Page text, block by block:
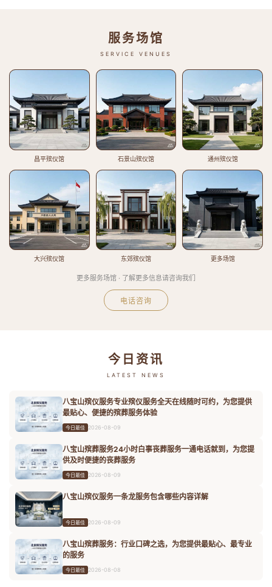
服务场馆
SERVICE VENUES
昌平殡仪馆 石景山殡仪馆 通州殡仪馆
大兴殡仪馆 东郊殡仪馆 更多场馆
更多服务场馆 · 了解更多信息请咨询我们
电话咨询
今日资讯
LATEST NEWS
八宝山殡仪服务专业殡仪服务全天在线随时可约，为您提供
最贴心、便捷的殡葬服务体验
今日最佳 2026-08-09
八宝山殡葬服务24小时白事丧葬服务一通电话就到，为您提
供及时便捷的丧葬服务
今日最佳 2026-08-09
八宝山殡仪服务一条龙服务包含哪些内容详解
今日最佳 2026-08-09
八宝山殡葬服务：行业口碑之选，为您提供最贴心、最专业
的服务
今日最佳 2026-08-08